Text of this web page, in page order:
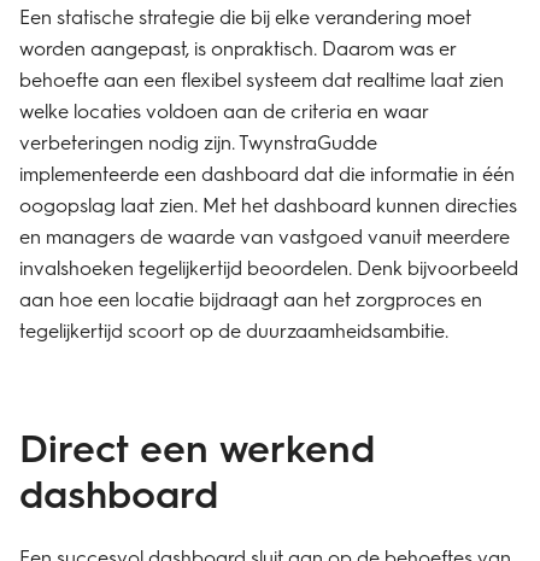
Een statische strategie die bij elke verandering moet
worden aangepast, is onpraktisch. Daarom was er
behoefte aan een flexibel systeem dat realtime laat zien
welke locaties voldoen aan de criteria en waar
verbeteringen nodig zijn. TwynstraGudde
implementeerde een dashboard dat die informatie in één
oogopslag laat zien. Met het dashboard kunnen directies
en managers de waarde van vastgoed vanuit meerdere
invalshoeken tegelijkertijd beoordelen. Denk bijvoorbeeld
aan hoe een locatie bijdraagt aan het zorgproces en
tegelijkertijd scoort op de duurzaamheidsambitie.
Direct een werkend
dashboard